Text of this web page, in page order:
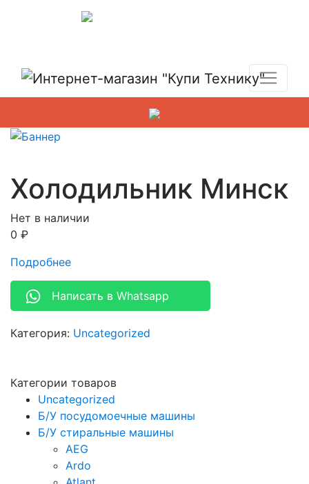
Холодильник Минск
Нет в наличии
0 ₽
Подробнее
Написать в Whatsapp
Категория: Uncategorized
Категории товаров
Uncategorized
Б/У посудомоечные машины
Б/У стиральные машины
AEG
Ardo